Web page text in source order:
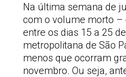
Na última semana de
com o volume morto –
entre os dias 15 a 25
metropolitana de São
menos que ocorram
novembro. Ou seja,